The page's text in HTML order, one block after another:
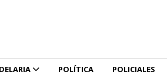
POLÍTICA POLICIALES